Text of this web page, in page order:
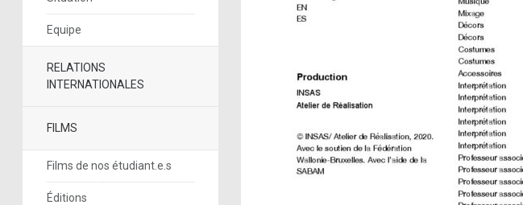
Equipe
RELATIONS
INTERNATIONALES
FILMS
Films de nos étudiant.e.s
Éditions